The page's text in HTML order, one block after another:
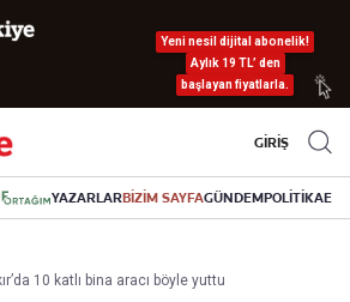
Yeni nesil dijital abonelik!
Aylık 19 TL’ den
başlayan fiyatlarla.
GİRİŞ
YAZARLARBİZİM SAYFAGÜNDEMPOLİTİKA
10 katlı bina aracı böyle yuttu